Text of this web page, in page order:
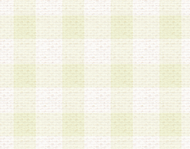
る登録は一切認められない
2.会員登録希望者は、本
画 面」において、当社が
を行うものとします。当
会員として本サービスを
を付与します。
3.会員は、会員登録の際